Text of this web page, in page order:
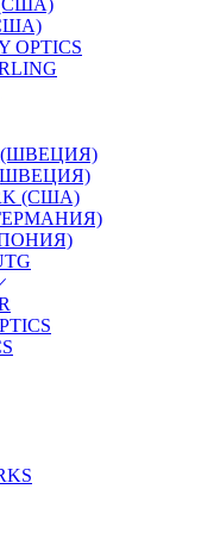
(США)
OPTICS
(ШВЕЦИЯ)
(ШВЕЦИЯ)
(США)